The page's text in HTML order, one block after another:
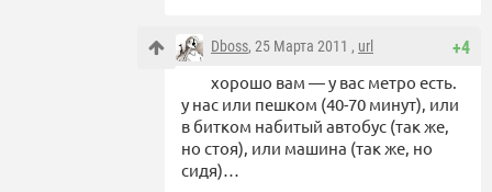
+4
Dboss, 25 Марта 2011 , url
хорошо вам — у вас метро есть.
у нас или пешком (40-70 минут), или
в битком набитый автобус (так же,
но стоя), или машина (так же, но
сидя)…